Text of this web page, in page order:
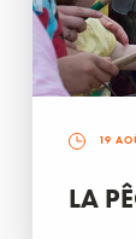
19
LA